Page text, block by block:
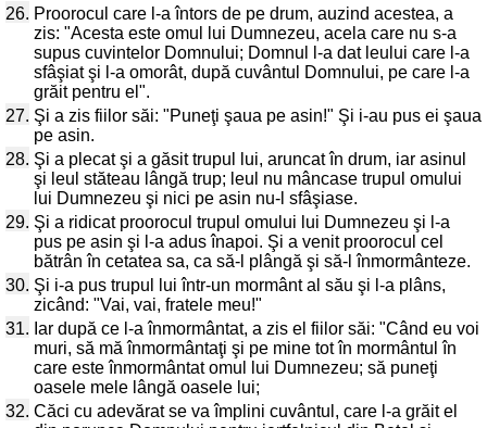
26. Proorocul care l-a întors de pe drum, auzind acestea, a
zis: "Acesta este omul lui Dumnezeu, acela care nu s-a
supus cuvintelor Domnului; Domnul l-a dat leului care l-a
sfâşiat şi l-a omorât, după cuvântul Domnului, pe care l-a
grăit pentru el".
27. Şi a zis fiilor săi: "Puneţi şaua pe asin!" Şi i-au pus ei şaua
pe asin.
28. Şi a plecat şi a găsit trupul lui, aruncat în drum, iar asinul
şi leul stăteau lângă trup; leul nu mâncase trupul omului
lui Dumnezeu şi nici pe asin nu-l sfâşiase.
29. Şi a ridicat proorocul trupul omului lui Dumnezeu şi l-a
pus pe asin şi l-a adus înapoi. Şi a venit proorocul cel
bătrân în cetatea sa, ca să-l plângă şi să-l înmormânteze.
30. Şi i-a pus trupul lui într-un mormânt al său şi l-a plâns,
zicând: "Vai, vai, fratele meu!"
31. Iar după ce l-a înmormântat, a zis el fiilor săi: "Când eu voi
muri, să mă înmormântaţi şi pe mine tot în mormântul în
care este înmormântat omul lui Dumnezeu; să puneţi
oasele mele lângă oasele lui;
32. Căci cu adevărat se va împlini cuvântul, care l-a grăit el